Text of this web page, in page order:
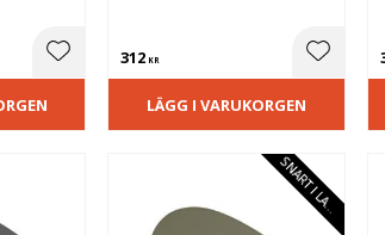
Lägg till i favoriter
312 KR Lägg
LÄGG I VARUKORGEN
S
N
A
R
T
I
L
A
G
E
R